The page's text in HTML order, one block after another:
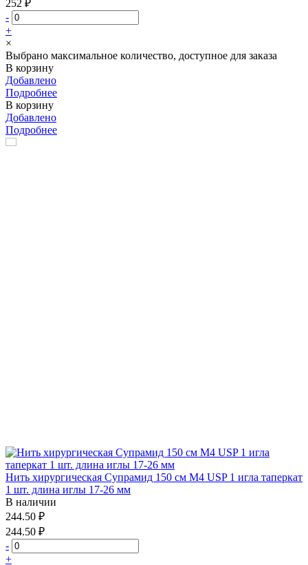
252 ₽
-
+
×
Выбрано максимальное количество, доступное для заказа
В корзину
Добавлено
Подробнее
В корзину
Добавлено
Подробнее
Нить хирургическая Супрамид 150 см М4 USP 1 игла таперкат
1 шт. длина иглы 17-26 мм
В наличии
244.50 ₽
244.50 ₽
-
+